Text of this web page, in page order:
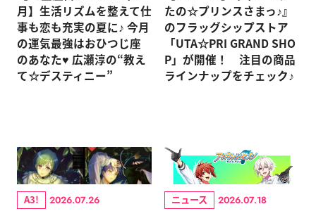
月】生活リズムを整えて仕
事も恋も充実の夏に♪ 今月
の運気最強はおひつじ座
のあなた♥ 広瀬淳の“教え
て☆デスティニー”
たの☆プリンスさまっ♪』
のフラッグシップストア
「UTA☆PRI GRAND SHO
P」が開催！ 注目の商品
ラインナップをチェック♪
A3! 2026.07.26 ニュース 2026.07.18